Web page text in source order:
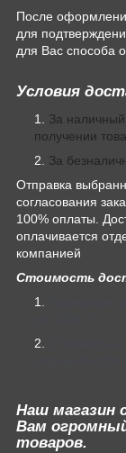
После
для
для Вас способа
Условия
За наличный
получении
За
Отправка
согласования
100% оплаты.
оплачивается
компанией
Стоимость
Наш магазин
Вам
товаров.